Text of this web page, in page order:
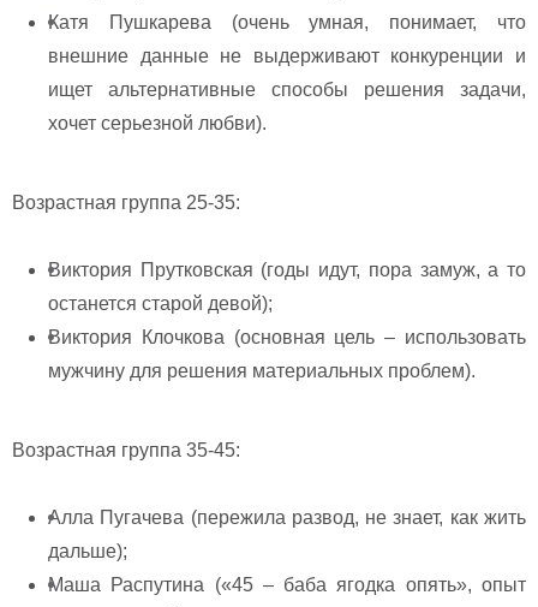
Катя Пушкарева (очень умная, понимает, что
внешние данные не выдерживают конкуренции и
ищет альтернативные способы решения задачи,
хочет серьезной любви).
Возрастная группа 25-35:
Виктория Прутковская (годы идут, пора замуж, а то
останется старой девой);
Виктория Клочкова (основная цель – использовать
мужчину для решения материальных проблем).
Возрастная группа 35-45:
Алла Пугачева (пережила развод, не знает, как жить
дальше);
Маша Распутина («45 – баба ягодка опять», опыт